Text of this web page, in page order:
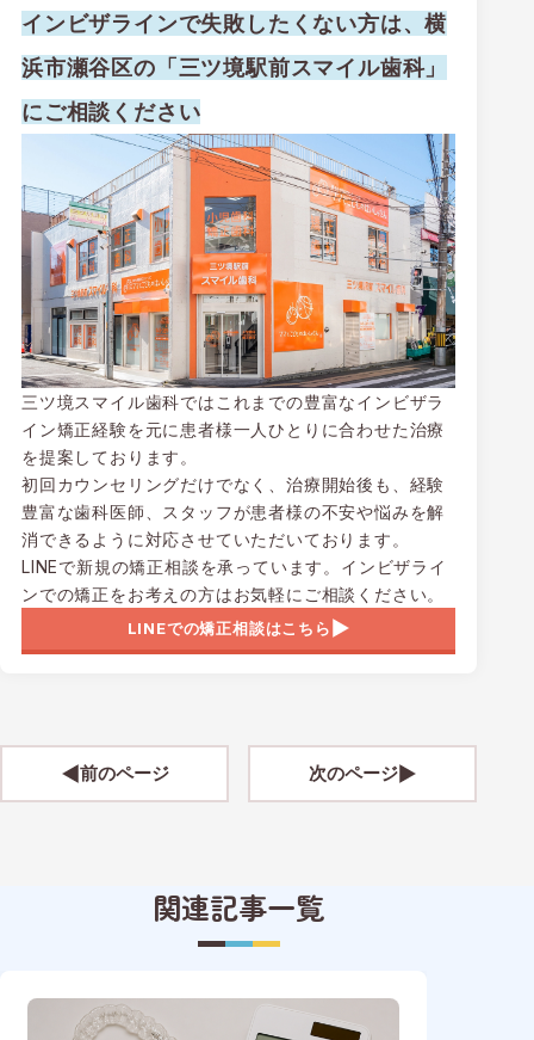
インビザラインで失敗したくない方は、横
浜市瀬谷区の「三ツ境駅前スマイル歯科」
にご相談ください
三ツ境スマイル歯科ではこれまでの豊富なインビザラ
イン矯正経験を元に患者様一人ひとりに合わせた治療
を提案しております。
初回カウンセリングだけでなく、治療開始後も、経験
豊富な歯科医師、スタッフが患者様の不安や悩みを解
消できるように対応させていただいております。
LINEで新規の矯正相談を承っています。インビザライ
ンでの矯正をお考えの方はお気軽にご相談ください。
LINEでの矯正相談はこちら
前のページ 次のページ
関連記事一覧